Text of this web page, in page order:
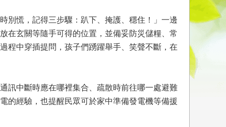
別慌，記得三步驟：趴下、掩護、穩住！」一邊
在玄關等隨手可得的位置，並備妥防災儲糧、常
程中穿插提問，孩子們踴躍舉手、笑聲不斷，在
訊中斷時應在哪裡集合、疏散時前往哪一處避難
的經驗，也提醒民眾可於家中準備發電機等備援